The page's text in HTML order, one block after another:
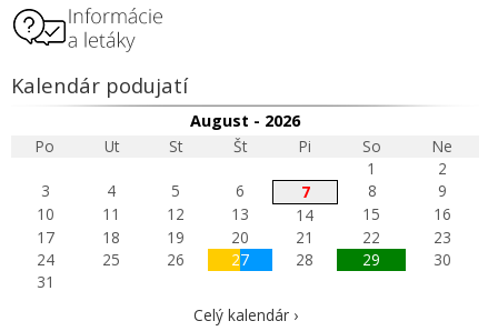
Kalendár podujatí
August - 2026
Po
Ut St Št Pi So
Ne
1
2
3
4 5 6 7 8
9
10
11 12 13 14 15
16
17
18 19 20 21 22
23
24
25 26 27 28 29
30
31
Celý kalendár ›